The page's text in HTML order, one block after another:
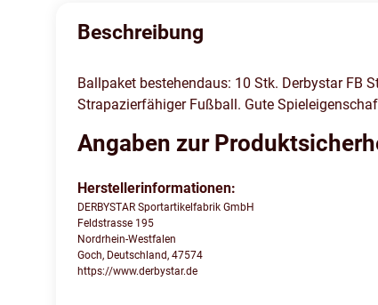
Beschreibung
Ballpaket bestehendaus: 10 Stk. Derbystar
Strapazierfähiger Fußball. Gute
Angaben zur
Herstellerinformationen:
DERBYSTAR Sportartikelfabrik GmbH
Feldstrasse 195
Nordrhein-Westfalen
Goch, Deutschland, 47574
https://www.derbystar.de